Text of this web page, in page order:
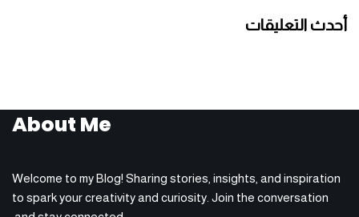
أحدث التعليقات
About Me
Welcome to my Blog! Sharing stories, insights, and inspiration
to spark your creativity and curiosity. Join the conversation